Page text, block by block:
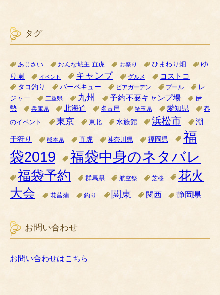
タグ
あじさい おんな城主 直虎 お祭り ひまわり畑
ゆ
り園
イベント キャンプ グルメ コストコ
タコ釣り バーベキュー ビアガーデン プール
レ
ジャー
三重県 九州 予約不要キャンプ場
伊
勢
兵庫県 北海道 名古屋 埼玉県 愛知県
春
のイベント
東京 東北 水族館 浜松市 潮
干狩り 熊本県 直虎 神奈川県 福岡県
福
袋2019
福袋中身のネタバレ
福袋予約 群馬県 航空祭 芝桜
花火
大会
花菖蒲 釣り 関東 関西 静岡県
お問い合わせ
お問い合わせはこちら